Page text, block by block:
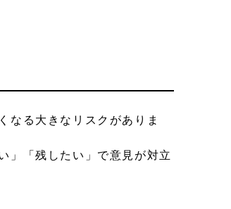
なる大きなリスクがありま
」「残したい」で意見が対立